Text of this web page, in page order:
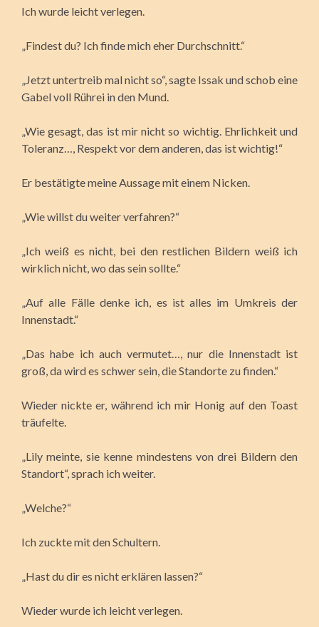
Ich wurde leicht verlegen.
„Findest du? Ich finde mich eher Durchschnitt.“
„Jetzt untertreib mal nicht so“, sagte Issak und schob eine
Gabel voll Rührei in den Mund.
„Wie gesagt, das ist mir nicht so wichtig. Ehrlichkeit und
Toleranz…, Respekt vor dem anderen, das ist wichtig!“
Er bestätigte meine Aussage mit einem Nicken.
„Wie willst du weiter verfahren?“
„Ich weiß es nicht, bei den restlichen Bildern weiß ich
wirklich nicht, wo das sein sollte.“
„Auf alle Fälle denke ich, es ist alles im Umkreis der
Innenstadt.“
„Das habe ich auch vermutet…, nur die Innenstadt ist
groß, da wird es schwer sein, die Standorte zu finden.“
Wieder nickte er, während ich mir Honig auf den Toast
träufelte.
„Lily meinte, sie kenne mindestens von drei Bildern den
Standort“, sprach ich weiter.
„Welche?“
Ich zuckte mit den Schultern.
„Hast du dir es nicht erklären lassen?“
Wieder wurde ich leicht verlegen.